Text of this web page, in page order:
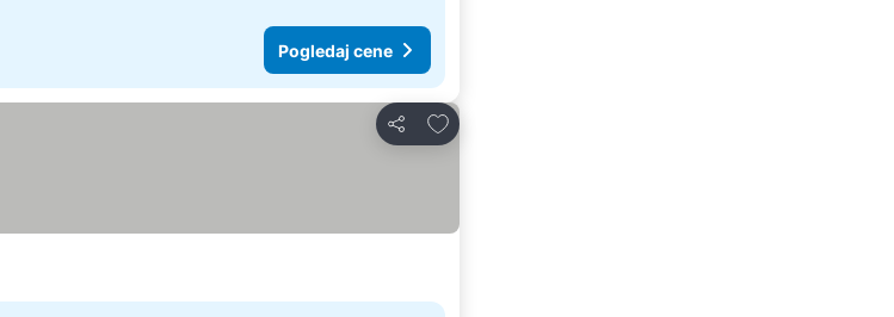
Pogledaj cene
Deli
Dodati u favorite